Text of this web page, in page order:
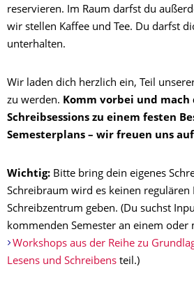
reservieren. Im Raum darfst du
wir stellen Kaffee und Tee. Du darfst
unterhalten.
Wir laden dich herzlich ein, Teil
zu werden. Komm vorbei und mach
Schreibsessions zu einem festen
Semesterplans – wir freuen uns
Wichtig: Bitte bring dein eigenes
Schreibraum wird es keinen regulären
Schreibzentrum geben. (Du suchst
kommenden Semester an einem oder
Workshops aus der Reihe zu
Lesens und Schreibens teil.)